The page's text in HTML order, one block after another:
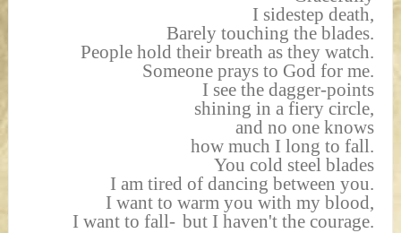
I sidestep death,
Barely touching the blades.
People hold their breath as they watch.
Someone prays to God for me.
I see the dagger-points
shining in a fiery circle,
and no one knows
how much I long to fall.
You cold steel blades
I am tired of dancing between you.
I want to warm you with my blood,
I want to fall- but I haven't the courage.